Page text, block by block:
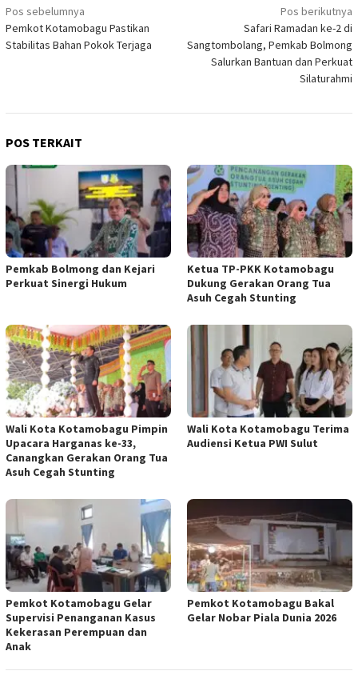
Navigasi
pos
Pos sebelumnya
Pemkot Kotamobagu Pastikan
Stabilitas Bahan Pokok Terjaga
Pos berikutnya
Safari Ramadan ke-2 di
Sangtombolang, Pemkab Bolmong
Salurkan Bantuan dan Perkuat
Silaturahmi
POS TERKAIT
Pemkab Bolmong dan Kejari
Perkuat Sinergi Hukum
Ketua TP-PKK Kotamobagu
Dukung Gerakan Orang Tua
Asuh Cegah Stunting
Wali Kota Kotamobagu Pimpin
Upacara Harganas ke-33,
Canangkan Gerakan Orang Tua
Asuh Cegah Stunting
Wali Kota Kotamobagu Terima
Audiensi Ketua PWI Sulut
Pemkot Kotamobagu Gelar
Supervisi Penanganan Kasus
Kekerasan Perempuan dan
Anak
Pemkot Kotamobagu Bakal
Gelar Nobar Piala Dunia 2026